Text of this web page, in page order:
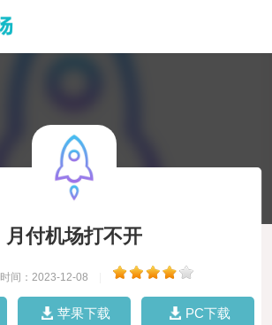
月付机场打不开
时间：2023-12-08
苹果下载 PC下载